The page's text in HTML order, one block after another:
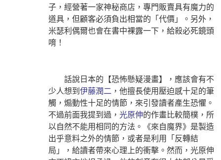
子，經營著一家神秘商店，專門販賣具有魔力的
道具，但顧客必須負出相當的「代價」。另外，
米瑟利偶爾也會在書中裸露一下，給殺必死鏡頭
唷！
話說日本的【恐怖懸疑漫畫】，應該會有不
少人想到 伊藤潤二 ，他擅長使用壓迫感十足的筆
觸，煽動性十足的情節，來引發讀者產生恐懼。
不過前面我提到過， 光原伸的作畫比較簡樸，所
以自然不能用相同的方法。《來自魔界》是製造
出乎意料之外的情節，或者是利用「反轉結
局」，給讀者帶來心理上的衝擊。然而，光原伸